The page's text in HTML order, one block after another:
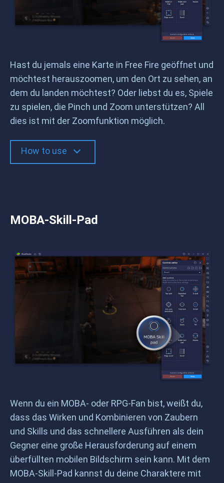
Hast du jemals eine Karte in Free Fire geöffnet und
möchtest herauszoomen, um den Ort zu sehen, an
dem du landen möchtest? Oder liebst du es, Spiele
zu spielen, die Pinch und Zoom unterstützen? All
dies ist mit der Zoomfunktion möglich.
How to use
MOBA-Skill-Pad
Wenn du ein MOBA- oder RPG-Fan bist, weißt du,
dass das Wirken und Kombinieren von Zaubern
und Skills und das schnellere Ausführen als dein
Gegner eine große Herausforderung auf einem
überfüllten mobilen Bildschirm sein kann. Mit dem
MOBA-Skill-Pad kannst du deine Charaktere mit